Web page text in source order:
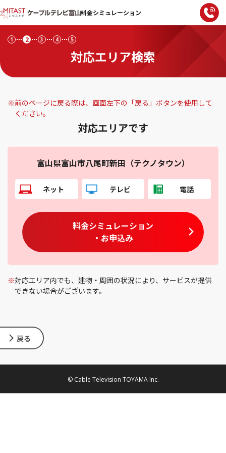
料金シミュレーション
対応エリア検索
1 2 3 4 5
※前のページに戻る際は、画面左下の「戻る」ボタンを使用して
ください。
対応エリアです
富山県富山市八尾町新田（テクノタウン）
ネット テレビ 電話
料金シミュレーション
・お申込み
※対応エリア内でも、建物・周囲の状況により、サービスが提供
できない場合がございます。
戻る
© Cable Television TOYAMA Inc.